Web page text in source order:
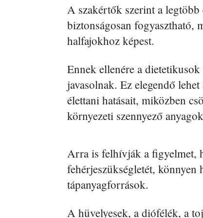
A szakértők szerint a legtöbb
biztonságosan fogyasztható,
halfajokhoz képest.
Ennek ellenére a
javasolnak. Ez elegendő
élettani hatásait, miközben
környezeti szennyező
Arra is felhívják a figyelmet,
fehérjeszükségletét, könnyen
tápanyagforrások.
A hüvelyesek, a diófélék, a